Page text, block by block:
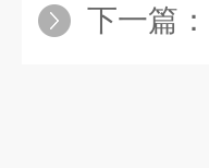
下一篇：